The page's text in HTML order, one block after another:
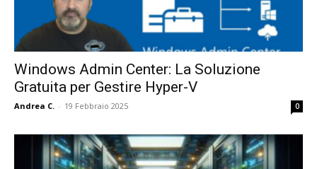
Windows Admin Center: La Soluzione
Gratuita per Gestire Hyper-V
Andrea C. - 19 Febbraio 2025 0